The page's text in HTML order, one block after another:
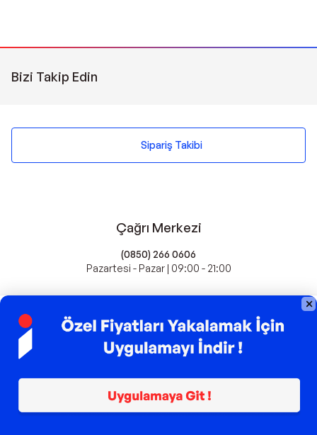
Bizi Takip Edin
Popüler Markalar
Farmasi
Xiaomi
Lavazza
Fashcolle
Pro Plan
Sipariş Takibi
Çağrı Merkezi
(0850) 266 0606
Pazartesi - Pazar | 09:00 - 21:00